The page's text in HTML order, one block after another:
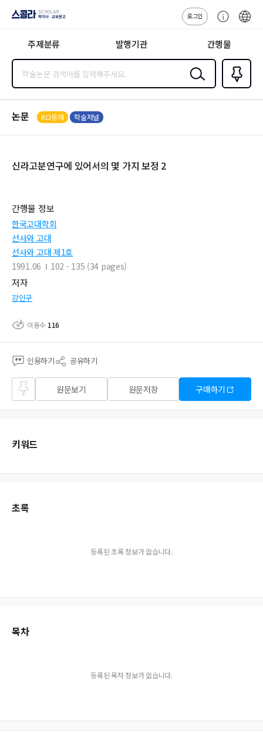
지사·교보문고
로그인
센
주제분류 발행기관 간행물
검색
즐겨찾
기0
논문 KCI등재 학술저널
신라고분연구에 있어서의 몇 가지 보정 2
간행물 정보
한국고대학회
선사와 고대
선사와 고대 제1호
1991.06
102 - 135 (34 pages)
저자
강인구
이용수 116
인용하기 공유하기
즐겨
찾기
원문보기 원문저장 구매하기
키워드
초록
등록된 초록 정보가 없습니다.
목차
등록된 목차 정보가 없습니다.